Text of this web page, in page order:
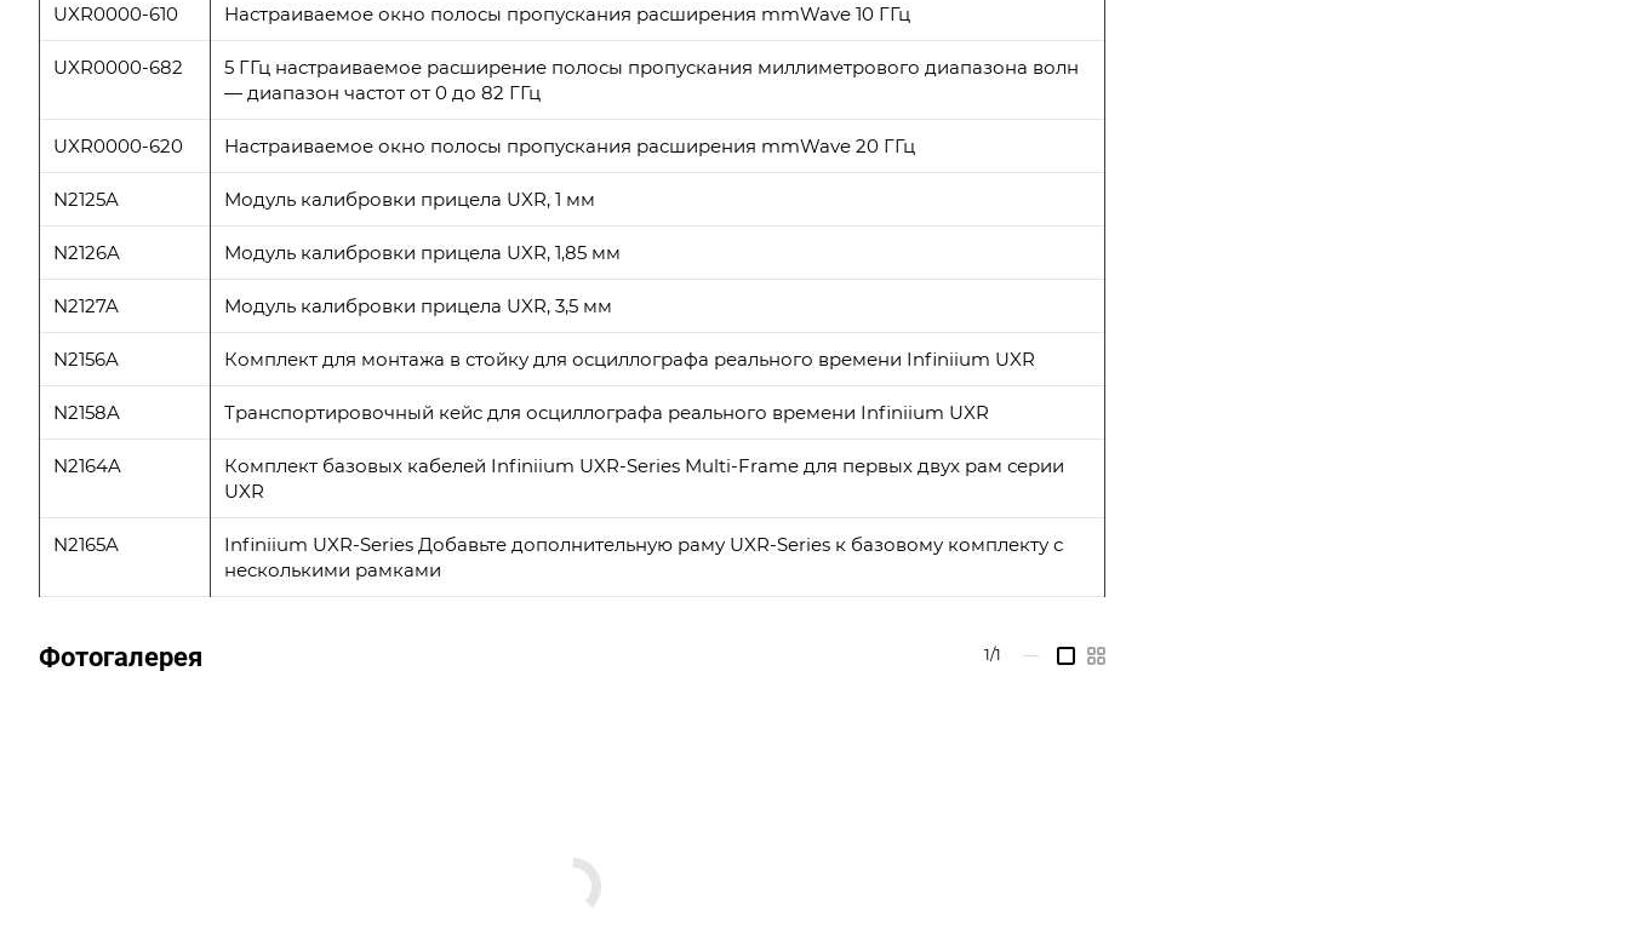
UXR0000-610 Настраиваемое окно полосы пропускания расширения mmWave 10 ГГц
UXR0000-682
5 ГГц настраиваемое расширение полосы пропускания миллиметрового диапазона волн
— диапазон частот от 0 до 82 ГГц
UXR0000-620 Настраиваемое окно полосы пропускания расширения mmWave 20 ГГц
N2125A Модуль калибровки прицела UXR, 1 мм
N2126A Модуль калибровки прицела UXR, 1,85 мм
N2127A Модуль калибровки прицела UXR, 3,5 мм
N2156A Комплект для монтажа в стойку для осциллографа реального времени Infiniium UXR
N2158A Транспортировочный кейс для осциллографа реального времени Infiniium UXR
N2164A
Комплект базовых кабелей Infiniium UXR-Series Multi-Frame для первых двух рам серии
UXR
N2165A
Infiniium UXR-Series Добавьте дополнительную раму UXR-Series к базовому комплекту с
несколькими рамками
Фотогалерея 1/1 —